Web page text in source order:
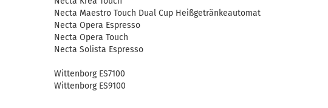
Necta Maestro Touch Dual Cup Heißgetränkeautomat
Necta Opera Espresso
Necta Opera Touch
Necta Solista Espresso
Wittenborg ES7100
Wittenborg ES9100